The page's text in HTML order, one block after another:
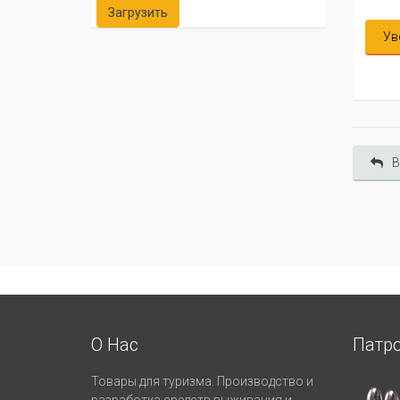
О Нас
Товары для туризма. Производство и